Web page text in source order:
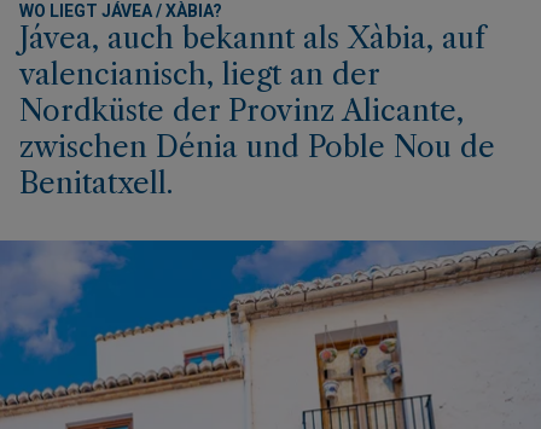
WO LIEGT JÁVEA / XÀBIA?
Jávea, auch bekannt als Xàbia, auf
valencianisch, liegt an der
Nordküste der Provinz Alicante,
zwischen Dénia und Poble Nou de
Benitatxell.